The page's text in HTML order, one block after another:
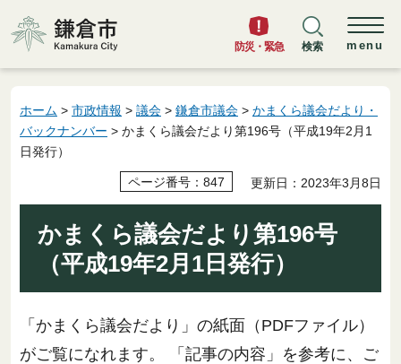
鎌倉市
防災・緊急 検索 menu
ホーム > 市政情報 > 議会 > 鎌倉市議会 > かまくら議会だより・
バックナンバー > かまくら議会だより第196号（平成19年2月1
日発行）
ページ番号：847 更新日：2023年3月8日
かまくら議会だより第196号
（平成19年2月1日発行）
「かまくら議会だより」の紙面（PDFファイル）
がご覧になれます。 「記事の内容」を参考に、ご